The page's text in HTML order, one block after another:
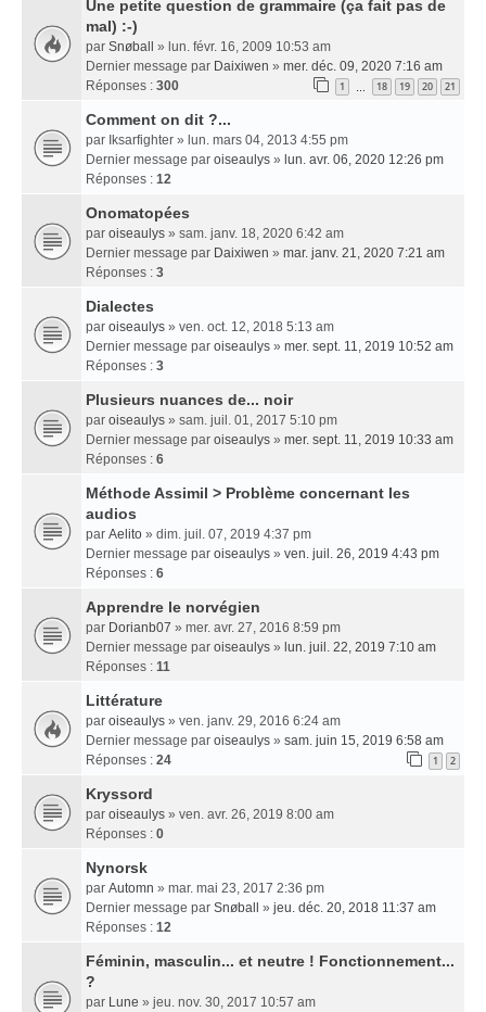
Une petite question de grammaire (ça fait pas de
mal) :-)
par Snøball
» lun. févr. 16, 2009 10:53 am
Dernier message par Daixiwen » mer. déc. 09, 2020 7:16 am
Réponses : 300 1 … 18 19 20 21
Comment on dit ?...
par Iksarfighter » lun. mars 04, 2013 4:55 pm
Dernier message par oiseaulys » lun. avr. 06, 2020 12:26 pm
Réponses : 12
Onomatopées
par oiseaulys » sam. janv. 18, 2020 6:42 am
Dernier message par Daixiwen » mar. janv. 21, 2020 7:21 am
Réponses : 3
Dialectes
par oiseaulys » ven. oct. 12, 2018 5:13 am
Dernier message par oiseaulys » mer. sept. 11, 2019 10:52 am
Réponses : 3
Plusieurs nuances de... noir
par oiseaulys » sam. juil. 01, 2017 5:10 pm
Dernier message par oiseaulys » mer. sept. 11, 2019 10:33 am
Réponses : 6
Méthode Assimil > Problème concernant les
audios
par Aelito » dim. juil. 07, 2019 4:37 pm
Dernier message par oiseaulys » ven. juil. 26, 2019 4:43 pm
Réponses : 6
Apprendre le norvégien
par Dorianb07 » mer. avr. 27, 2016 8:59 pm
Dernier message par oiseaulys » lun. juil. 22, 2019 7:10 am
Réponses : 11
Littérature
par oiseaulys » ven. janv. 29, 2016 6:24 am
Dernier message par oiseaulys » sam. juin 15, 2019 6:58 am
Réponses : 24 1 2
Kryssord
par oiseaulys » ven. avr. 26, 2019 8:00 am
Réponses : 0
Nynorsk
par Automn » mar. mai 23, 2017 2:36 pm
Dernier message par Snøball » jeu. déc. 20, 2018 11:37 am
Réponses : 12
Féminin, masculin... et neutre ! Fonctionnement...
?
par Lune » jeu. nov. 30, 2017 10:57 am